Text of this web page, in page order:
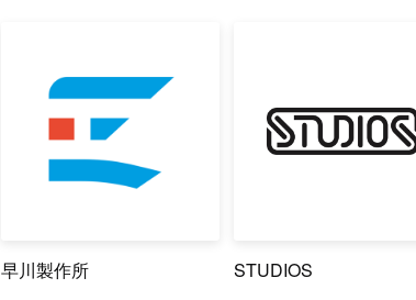
早川製作所 STUDIOS